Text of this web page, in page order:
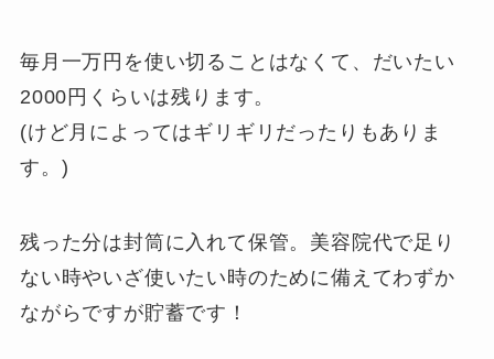
毎月一万円を使い切ることはなくて、だいたい
2000円くらいは残ります。
(けど月によってはギリギリだったりもありま
す。)
残った分は封筒に入れて保管。美容院代で足り
ない時やいざ使いたい時のために備えてわずか
ながらですが貯蓄です！